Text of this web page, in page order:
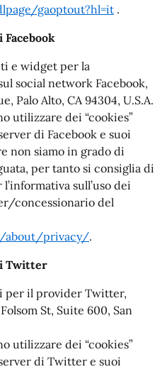
gaoptout?hl=it .
e widget per la
social network Facebook,
Palo Alto, CA 94304, U.S.A.
utilizzare dei “cookies”
di Facebook e suoi
non siamo in grado di
per tanto si consiglia di
sull’uso dei
concessionario del
about/privacy/.
Twitter
per il provider Twitter,
St, Suite 600, San
utilizzare dei “cookies”
di Twitter e suoi